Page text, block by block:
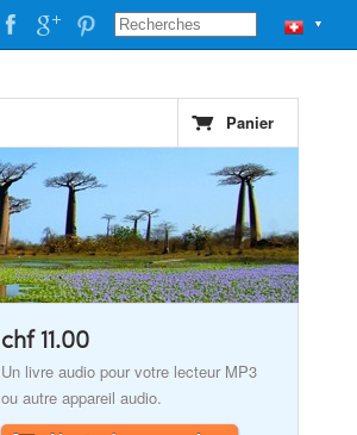
▼
Panier
chf 11.00
Un livre audio pour votre lecteur MP3
ou autre appareil audio.